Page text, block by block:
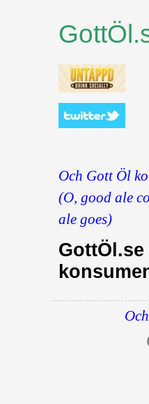
Och Gott Öl
(O, good ale
ale goes)
GottÖl.se